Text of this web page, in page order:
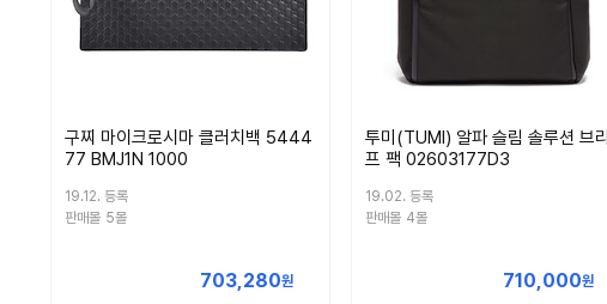
구찌 마이크로시마 클러치백 5444
77 BMJ1N 1000
19.12. 등록
판매몰 5몰
703,280원
투미(TUMI) 알파 슬림 솔루션 브리
프 팩 02603177D3
19.02. 등록
판매몰 4몰
710,000원